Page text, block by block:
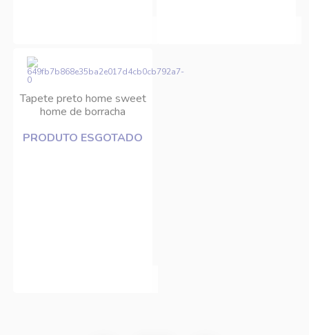
Tapete preto home sweet
home de borracha
PRODUTO ESGOTADO